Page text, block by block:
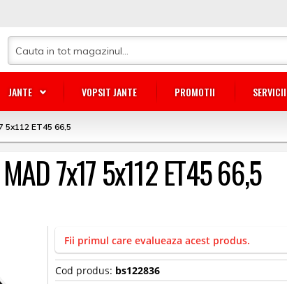
JANTE VOPSIT JANTE PROMOTII SERVICII
5x112 ET45 66,5
7x17 5x112 ET45 66,5
Fii primul care evalueaza acest produs.
Cod produs: bs122836